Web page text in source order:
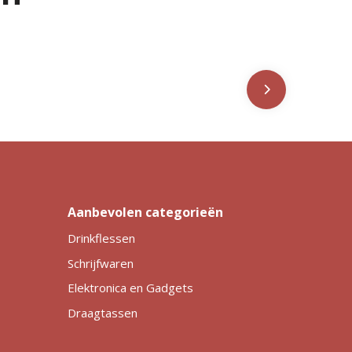
Aanbevolen categorieën
Drinkflessen
Schrijfwaren
Elektronica en Gadgets
Draagtassen